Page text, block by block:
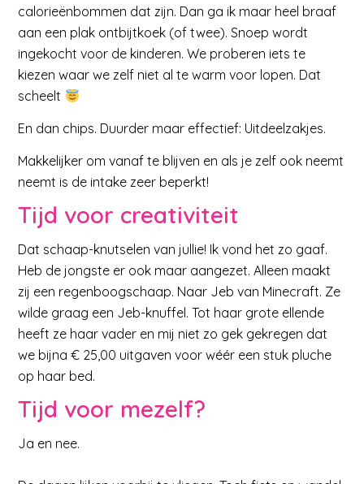
calorieënbommen dat zijn. Dan ga ik maar heel braaf
aan een plak ontbijtkoek (of twee). Snoep wordt
ingekocht voor de kinderen. We proberen iets te
kiezen waar we zelf niet al te warm voor lopen. Dat
scheelt
En dan chips. Duurder maar effectief: Uitdeelzakjes.
Makkelijker om vanaf te blijven en als je zelf ook neemt
neemt is de intake zeer beperkt!
Tijd voor creativiteit
Dat schaap-knutselen van jullie! Ik vond het zo gaaf.
Heb de jongste er ook maar aangezet. Alleen maakt
zij een regenboogschaap. Naar Jeb van Minecraft. Ze
wilde graag een Jeb-knuffel. Tot haar grote ellende
heeft ze haar vader en mij niet zo gek gekregen dat
we bijna € 25,00 uitgaven voor wéér een stuk pluche
op haar bed.
Tijd voor mezelf?
Ja en nee.